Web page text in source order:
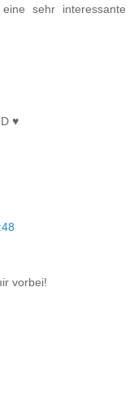
sehr interessante
♥
vorbei!